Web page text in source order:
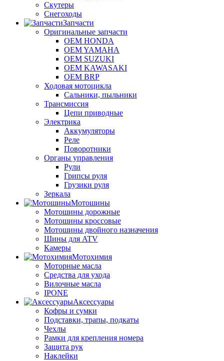
Скутеры
Снегоходы
Запчасти
Оригинальные запчасти
OEM HONDA
OEM YAMAHA
OEM SUZUKI
OEM KAWASAKI
OEM BRP
Ходовая мотоцикла
Сальники, пыльники
Трансмиссия
Цепи приводные
Электрика
Аккумуляторы
Реле
Поворотники
Органы управления
Рули
Грипсы руля
Грузики руля
Зеркала
Мотошины
Мотошины дорожные
Мотошины кроссовые
Мотошины двойного назначения
Шины для ATV
Камеры
Мотохимия
Моторные масла
Средства для ухода
Вилочные масла
IPONE
Аксессуары
Кофры и сумки
Подставки, трапы, подкаты
Чехлы
Рамки для крепления номера
Защита рук
Наклейки